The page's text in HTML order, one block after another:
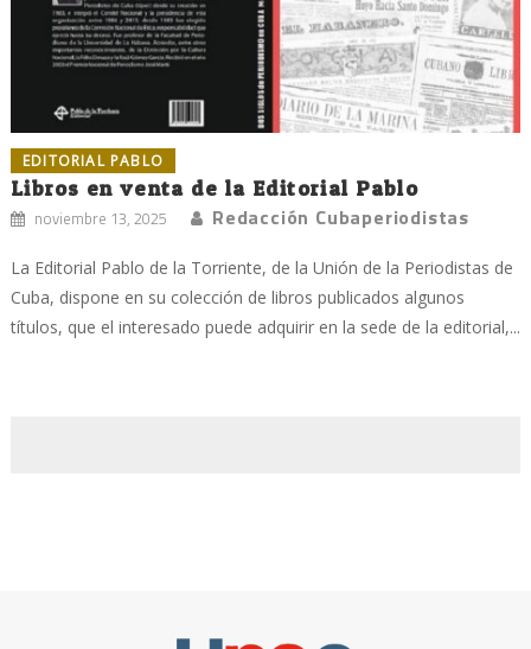
EDITORIAL PABLO
Libros en venta de la Editorial Pablo
noviembre 13, 2025 Redacción Cubaperiodistas
La Editorial Pablo de la Torriente, de la Unión de la Periodistas de
Cuba, dispone en su colección de libros publicados algunos
títulos, que el interesado puede adquirir en la sede de la editorial,...